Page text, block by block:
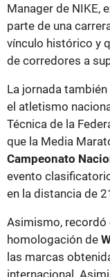
Manager de NIKE,
parte de una
vínculo histórico y
de corredores a
La jornada
el atletismo
Técnica de la
que la Media
Campeonato
evento
en la distancia de
Asimismo, recordó
homologación de
las marcas
internacional.